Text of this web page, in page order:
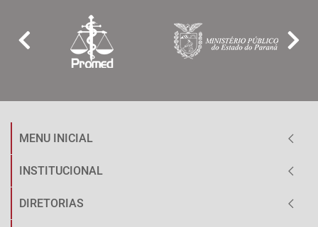
MENU INICIAL
INSTITUCIONAL
DIRETORIAS